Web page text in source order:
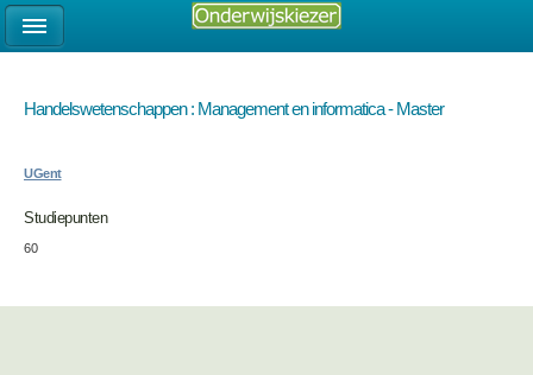
Handelswetenschappen : Management en informatica - Master
UGent
Studiepunten
60